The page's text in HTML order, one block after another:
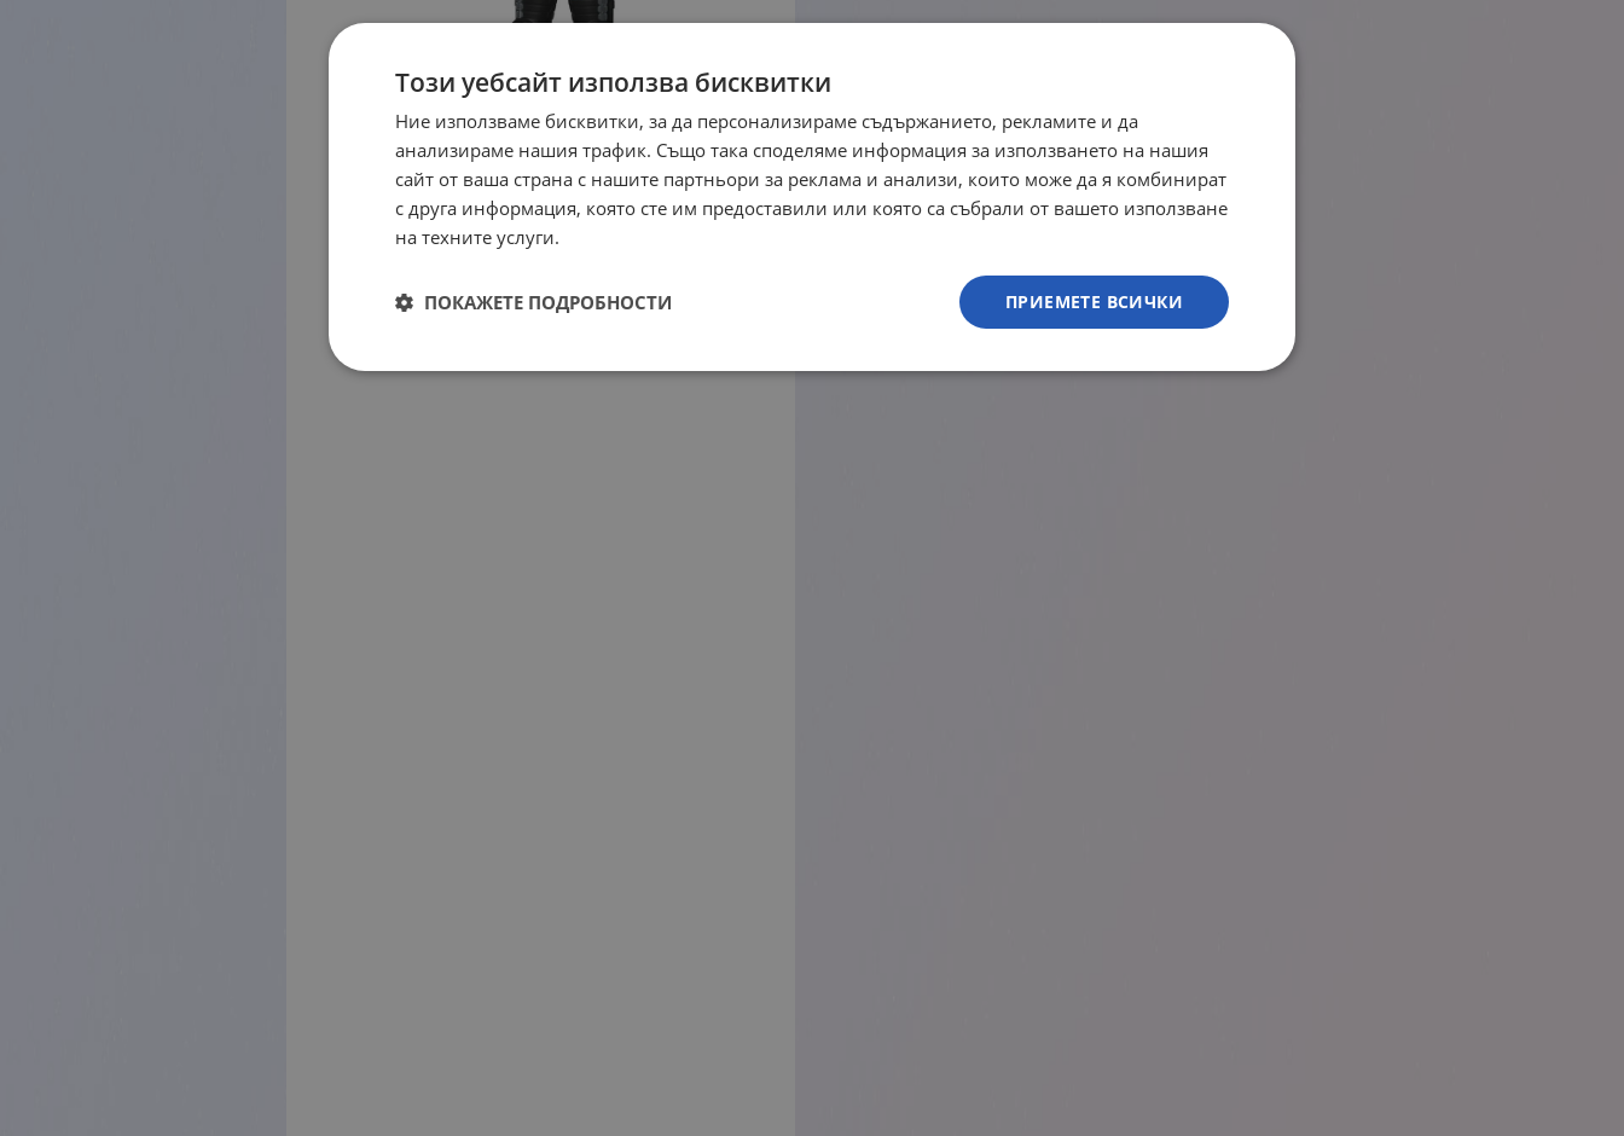
Този уебсайт използва бисквитки
Ние използваме бисквитки, за да персонализираме съдържанието, рекламите и да
анализираме нашия трафик. Също така споделяме информация за използването на нашия
сайт от ваша страна с нашите партньори за реклама и анализи, които може да я комбинират
с друга информация, която сте им предоставили или която са събрали от вашето използване
на техните услуги.
ПРИЕМЕТЕ ВСИЧКИ
ПОКАЖЕТЕ ПОДРОБНОСТИ